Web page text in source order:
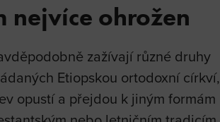
nejvíce ohrožen
zažívají různé druhy
Etiopskou ortodoxní církví,
opustí a přejdou k jiným formám